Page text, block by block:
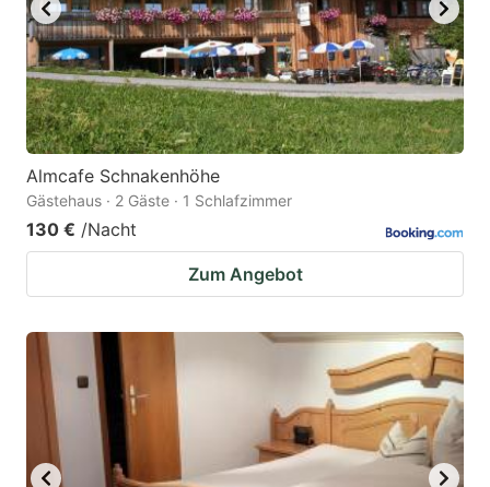
Almcafe Schnakenhöhe
Gästehaus · 2 Gäste · 1 Schlafzimmer
130 € /Nacht
Zum Angebot